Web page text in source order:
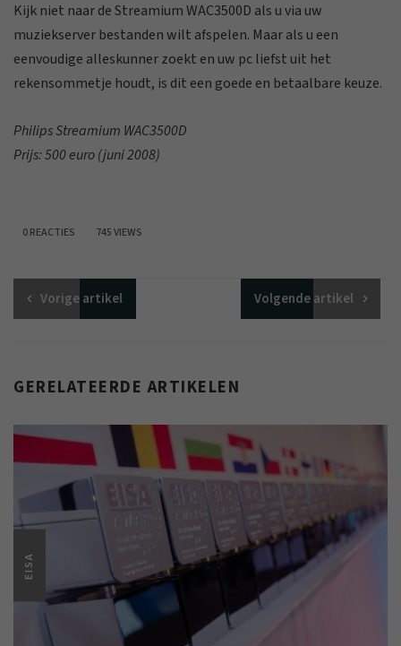
Kijk niet naar de Streamium WAC3500D als u via uw
muziekserver bestanden wilt afspelen. Maar als u een
eenvoudige alleskunner zoekt en uw pc liefst uit het
rekensommetje houdt, is dit een goede en betaalbare keuze.
Philips Streamium WAC3500D
Prijs: 500 euro (juni 2008)
0 REACTIES 745 VIEWS
Vorigeartikel Volgendeartikel
GERELATEERDE ARTIKELEN
EISA